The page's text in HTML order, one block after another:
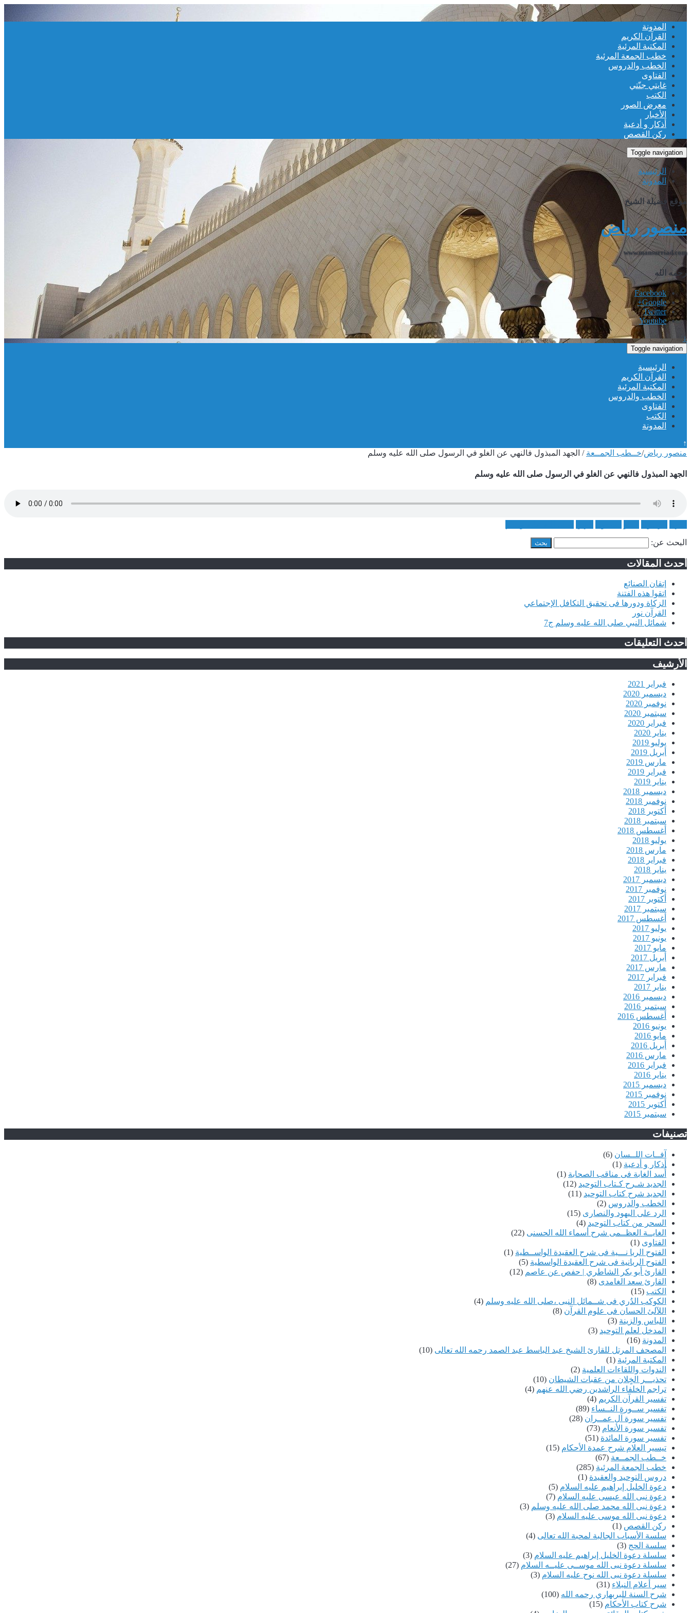
≡
المدونة
القرآن الكريم
المكتبة المرئية
خطب الجمعة المرئية
الخطب والدروس
الفتاوى
غايتي جنّتي
الكتب
معرض الصور
الأخبار
أذكار و أدعية
ركن القصص
Toggle navigation
الرئيسية
المدونة
موقع فضيلة الشيخ
منصور رياض
www.mansurriad.com
رحمه الله
Facebook
Google+
Twitter
Youtube
↓
Toggle navigation
الرئيسية
القرآن الكريم
المكتبة المرئية
الخطب والدروس
الفتاوى
الكتب
المدونة
↑
منصور رياض/خــطب الجمــعة / الجهد المبذول فالنهي عن الغلو في الرسول صلى الله عليه وسلم
الجهد المبذول فالنهي عن الغلو في الرسول صلى الله عليه وسلم
البحث عن:
أحدث المقالات
إتقان الصنائع
اتقوا هذه الفتنة
الزكاة ودورها فى تحقيق التكافل الإجتماعي
القرآن نور
شمائل النبي صلى الله عليه وسلم ج7
أحدث التعليقات
الأرشيف
فبراير 2021
ديسمبر 2020
نوفمبر 2020
سبتمبر 2020
فبراير 2020
يناير 2020
يوليو 2019
أبريل 2019
مارس 2019
فبراير 2019
يناير 2019
ديسمبر 2018
نوفمبر 2018
أكتوبر 2018
سبتمبر 2018
أغسطس 2018
يوليو 2018
مارس 2018
فبراير 2018
يناير 2018
ديسمبر 2017
نوفمبر 2017
أكتوبر 2017
سبتمبر 2017
أغسطس 2017
يوليو 2017
يونيو 2017
مايو 2017
أبريل 2017
مارس 2017
فبراير 2017
يناير 2017
ديسمبر 2016
سبتمبر 2016
أغسطس 2016
يونيو 2016
مايو 2016
أبريل 2016
مارس 2016
فبراير 2016
يناير 2016
ديسمبر 2015
نوفمبر 2015
أكتوبر 2015
سبتمبر 2015
تصنيفات
آفــات اللــسان (6)
أذكار و أدعية (1)
أُسد الغابة فى مناقب الصحابة (1)
الجديد شـرح كـتاب التوحيد (12)
الجديد شرح كتاب التوحيد (11)
الخطب والدروس (2)
الرد على اليهود والنصارى (15)
السحر من كتاب التوحيد (4)
الغايــة العظــمى شرح أسماء الله الحسنى (22)
الفتاوى (1)
الفتوح الربا نـــية فى شرح العقيدة الواســطية (1)
الفتوح الربانية فى شرح العقيدة الواسطية (5)
القارئ أبو بكر الشاطري | حفص عن عاصم (12)
القارئ سعد الغامدى (8)
الكتب (15)
الكوكب الدُري فى شــمائل النبى ،صلى الله عليه وسلم (4)
اللآلئ الحسان فى علوم القرآن (8)
اللباس والزينة (3)
المدخل لعلم التوحيد (3)
المدونة (16)
المصحف المرتل للقارئ الشيخ عبد الباسط عبد الصمد رحمه الله تعالى (10)
المكتبة المرئية (1)
الندوات واللقاءات العلمية (2)
تحذيـــر الخٍلان من عقبات الشيطان (10)
تراجم الخلفاء الراشدين رضي الله عنهم (4)
تفسير القرآن الكريم (4)
تفسير ســورة النــساء (89)
تفسير سورة آل عمــران (28)
تفسير سورة الأنعام (73)
تفسير سورة المائدة (51)
تيسير العلام شرح عمدة الأحكام (15)
خــطب الجمــعة (67)
خطب الجمعة المرئية (285)
دروس التوحيد والعقيدة (1)
دعوة الخليل إبراهيم عليه السلام (5)
دعوة نبى الله عيسى عليه السلام (7)
دعوة نبى الله محمد صلى الله عليه وسلم (3)
دعوة نبى الله موسى عليه السلام (3)
ركن القصص (1)
سلسة الأسباب الجالبة لمحبة الله تعالى (4)
سلسة الحج (3)
سلسلة دعوة الخليل إبراهيم عليه السلام (3)
سلسلة دعوة نبى الله موســى عليــه السلام (27)
سلسلة دعوة نبى الله نوح عليه السلام (3)
سير أعلام النبلاء (31)
شرح السنة للبربهاري رحمه الله (100)
شرح كتاب الأحكام (15)